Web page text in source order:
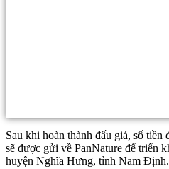
Sau khi hoàn thành đấu giá, số tiền
sẽ được gửi về PanNature để triển
huyện Nghĩa Hưng, tỉnh Nam